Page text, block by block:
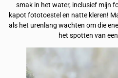
smak in het water, inclusief mijn
kapot fototoestel en natte kleren!
als het urenlang wachten om die
het spotten van